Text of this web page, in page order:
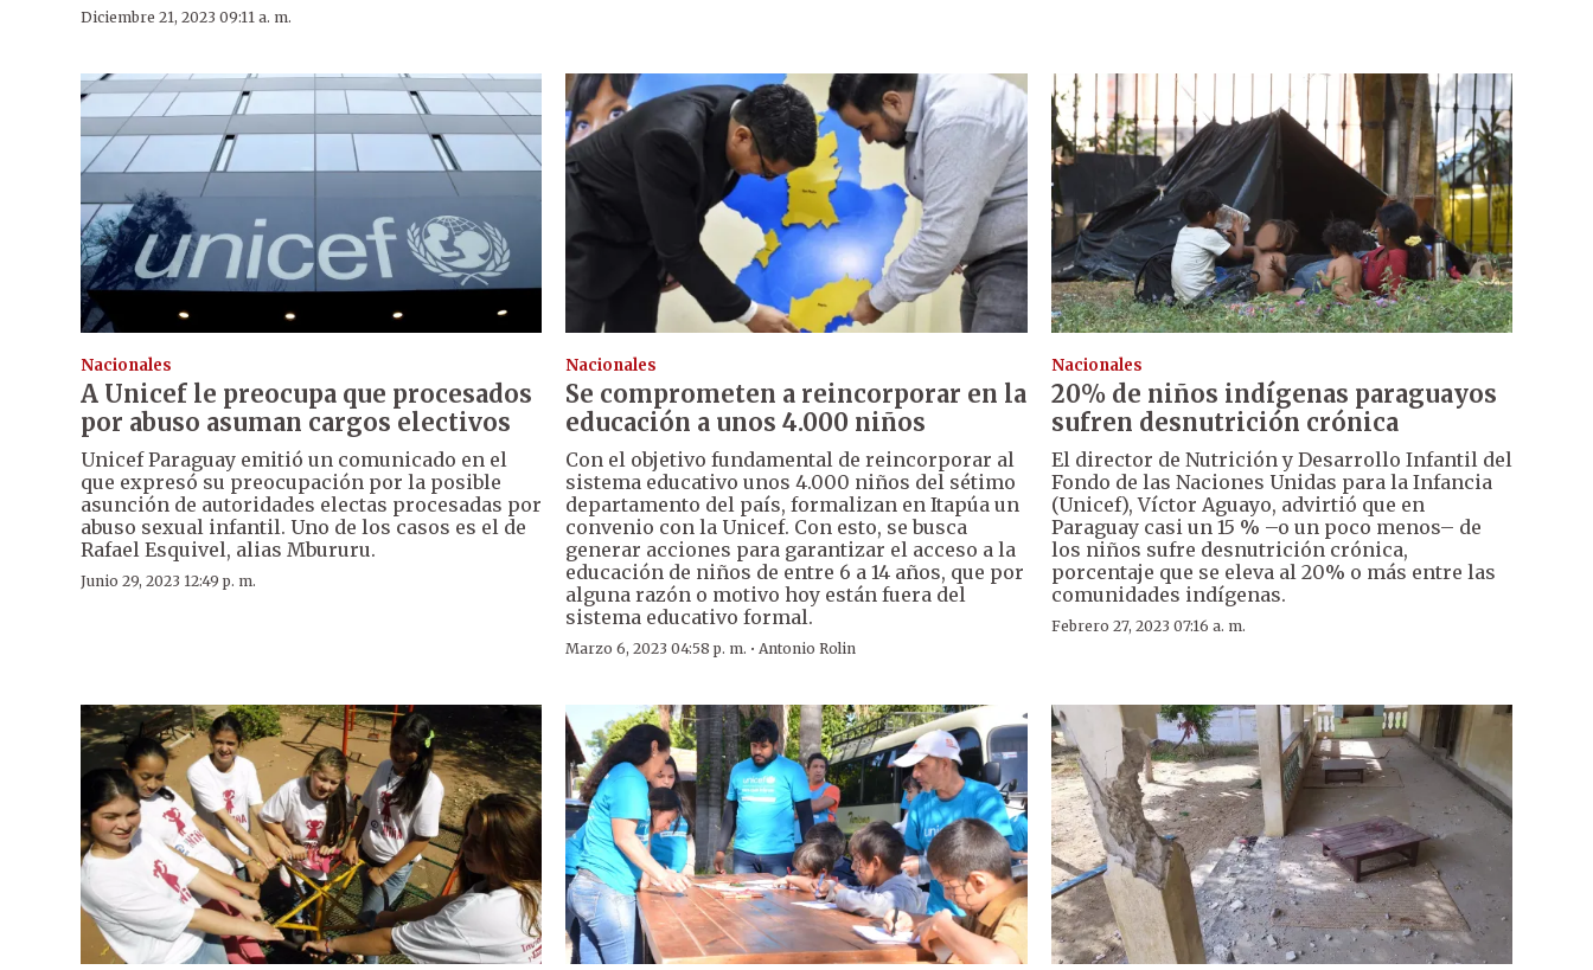
Diciembre 21, 2023 09:11 a. m.
Nacionales
A Unicef le preocupa que procesados
por abuso asuman cargos electivos
Unicef Paraguay emitió un comunicado en el
que expresó su preocupación por la posible
asunción de autoridades electas procesadas por
abuso sexual infantil. Uno de los casos es el de
Rafael Esquivel, alias Mbururu.
Junio 29, 2023 12:49 p. m.
Nacionales
Se comprometen a reincorporar en la
educación a unos 4.000 niños
Con el objetivo fundamental de reincorporar al
sistema educativo unos 4.000 niños del sétimo
departamento del país, formalizan en Itapúa un
convenio con la Unicef. Con esto, se busca
generar acciones para garantizar el acceso a la
educación de niños de entre 6 a 14 años, que por
alguna razón o motivo hoy están fuera del
sistema educativo formal.
Marzo 6, 2023 04:58 p. m. ·Antonio Rolin
Nacionales
20% de niños indígenas paraguayos
sufren desnutrición crónica
El director de Nutrición y Desarrollo Infantil del
Fondo de las Naciones Unidas para la Infancia
(Unicef), Víctor Aguayo, advirtió que en
Paraguay casi un 15 % –o un poco menos– de
los niños sufre desnutrición crónica,
porcentaje que se eleva al 20% o más entre las
comunidades indígenas.
Febrero 27, 2023 07:16 a. m.